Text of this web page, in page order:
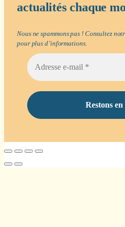
actualités chaque
Nous ne spammons pas ! Consultez
pour plus d’informations.